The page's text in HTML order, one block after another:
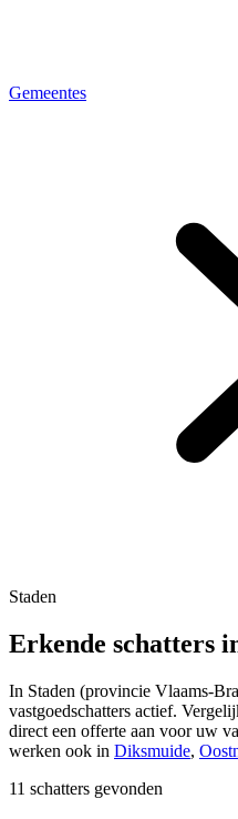
Gemeentes
Staden
Erkende schatters
In Staden (provincie Vlaams-
vastgoedschatters actief.
direct een offerte aan voor uw
werken ook in Diksmuide,
11 schatters gevonden